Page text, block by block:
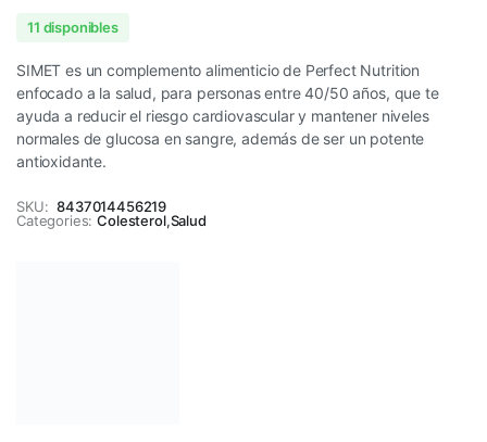
11 disponibles
SIMET es un complemento alimenticio de Perfect Nutrition
enfocado a la salud, para personas entre 40/50 años, que te
ayuda a reducir el riesgo cardiovascular y mantener niveles
normales de glucosa en sangre, además de ser un potente
antioxidante.
SKU: 8437014456219
Categories: Colesterol,Salud